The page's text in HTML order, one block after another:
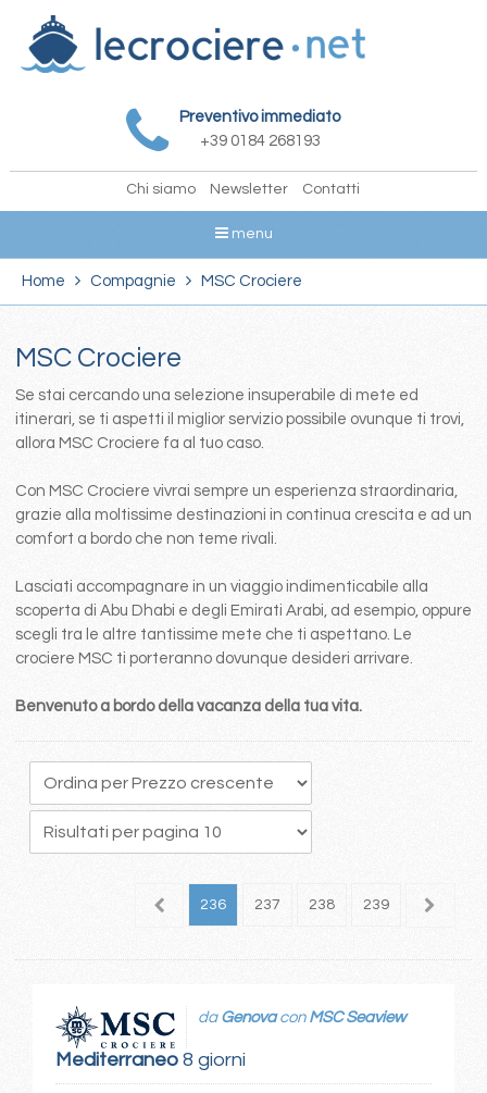
Preventivo immediato
+39 0184 268193
Chi siamo Newsletter Contatti
menu
Home Compagnie MSC Crociere
MSC Crociere
Se stai cercando una selezione insuperabile di mete ed
itinerari, se ti aspetti il miglior servizio possibile ovunque ti trovi,
allora MSC Crociere fa al tuo caso.
Con MSC Crociere vivrai sempre un esperienza straordinaria,
grazie alla moltissime destinazioni in continua crescita e ad un
comfort a bordo che non teme rivali.
Lasciati accompagnare in un viaggio indimenticabile alla
scoperta di Abu Dhabi e degli Emirati Arabi, ad esempio, oppure
scegli tra le altre tantissime mete che ti aspettano. Le
crociere MSC ti porteranno dovunque desideri arrivare.
Benvenuto a bordo della vacanza della tua vita.
235 236 237 238 239 240
Mediterraneo8 giorni
da Genovacon MSC Seaview